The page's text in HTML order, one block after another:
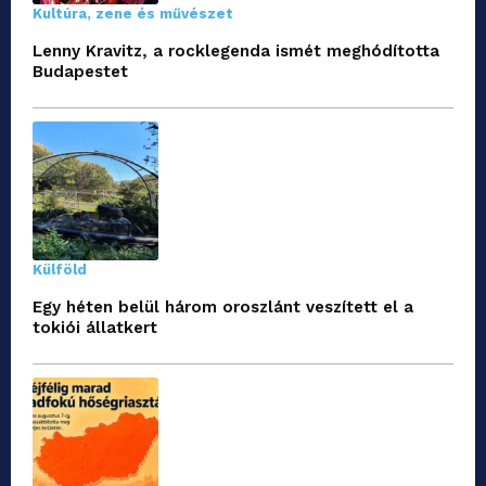
Kultúra, zene és művészet
Lenny Kravitz, a rocklegenda ismét meghódította
Budapestet
Külföld
Egy héten belül három oroszlánt veszített el a
tokiói állatkert